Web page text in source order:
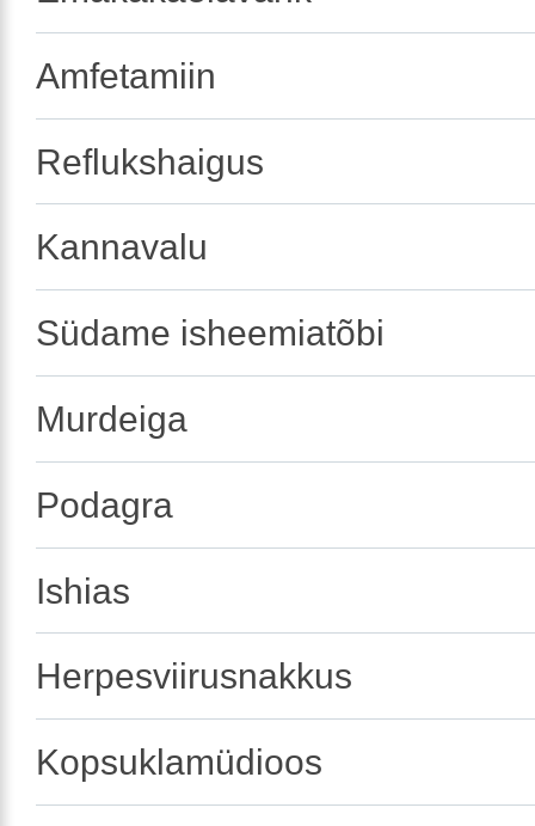
Amfetamiin
Reflukshaigus
Kannavalu
Südame isheemiatõbi
Murdeiga
Podagra
Ishias
Herpesviirusnakkus
Kopsuklamüdioos